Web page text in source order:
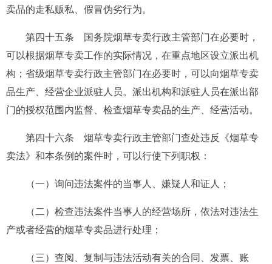
卖品的走私贩私、假冒伪劣行为。
第四十五条 国务院烟草专卖行政主管部门在必要时，
可以根据烟草专卖工作的实际情况，在重点地区设立派出机
构；省级烟草专卖行政主管部门在必要时，可以向烟草专卖
品生产、经营企业派驻人员。派出机构和派驻人员在派出部
门的授权范围内监督、检查烟草专卖品的生产、经营活动。
第四十六条 烟草专卖行政主管部门查处违反《烟草专
卖法》和本条例的案件时，可以行使下列职权：
（一）询问违法案件的当事人、嫌疑人和证人；
（二）检查违法案件当事人的经营场所，依法对违法生
产或者经营的烟草专卖品进行处理；
（三）查阅、复制与违法活动有关的合同、发票、账